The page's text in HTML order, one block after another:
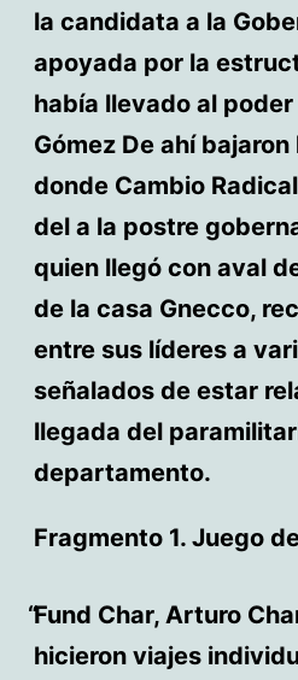
la candidata a la
apoyada por la
había llevado al
Gómez De ahí
donde Cambio
del a la postre
quien llegó con aval
de la casa Gnecco,
entre sus líderes a
señalados de estar
llegada del
departamento.
Fragmento 1. Juego
Fund Char, Arturo
hicieron viajes